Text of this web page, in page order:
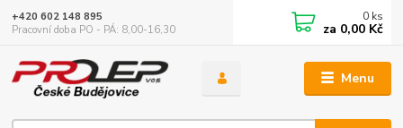
Menu
+420 602 148 895
Pracovní doba PO - PÁ: 8,00-16,30
0 ks
za 0,00 Kč